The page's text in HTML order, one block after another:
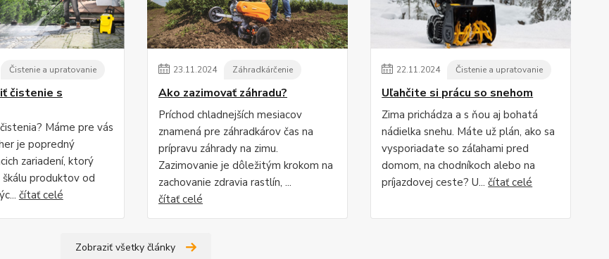
Čistenie a upratovanie
čistenie s
Máme pre vás
je popredný
zariadení, ktorý
škálu produktov od
čítať celé
23.11.2024 Záhradkárčenie
Ako zazimovať záhradu?
Príchod chladnejších mesiacov
znamená pre záhradkárov čas na
prípravu záhrady na zimu.
Zazimovanie je dôležitým krokom na
zachovanie zdravia rastlín, ...
čítať celé
22.11.2024 Čistenie a upratovanie
Uľahčite si prácu so snehom
Zima prichádza a s ňou aj bohatá
nádielka snehu. Máte už plán, ako sa
vysporiadate so záľahami pred
domom, na chodníkoch alebo na
príjazdovej ceste? U...čítať celé
Zobraziť všetky články